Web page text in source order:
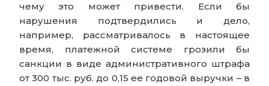
чему это может привести. Если бы
нарушения подтвердились и дело,
например, рассматривалось в настоящее
время, платежной системе грозили бы
санкции в виде административного штрафа
от 300 тыс. руб. до 0,15 ее годовой выручки – в